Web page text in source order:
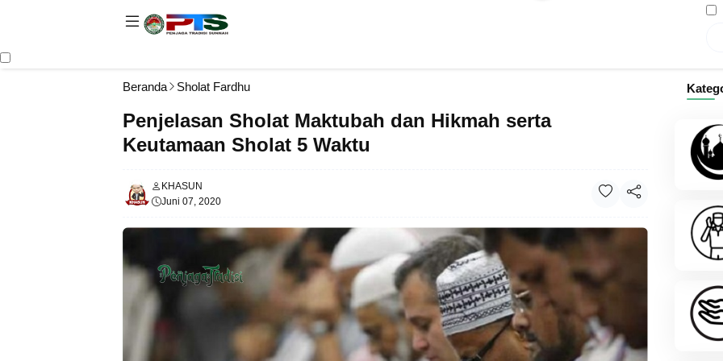
Beranda Sholat Fardhu
Penjelasan Sholat Maktubah dan Hikmah serta
Keutamaan Sholat 5 Waktu
KHASUN
Juni 07, 2020